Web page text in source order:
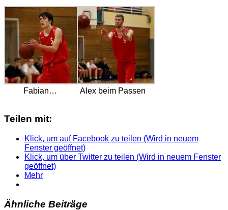
Fabian… Alex beim Passen
Teilen mit:
Klick, um auf Facebook zu teilen (Wird in neuem
Fenster geöffnet)
Klick, um über Twitter zu teilen (Wird in neuem Fenster
geöffnet)
Mehr
Ähnliche Beiträge